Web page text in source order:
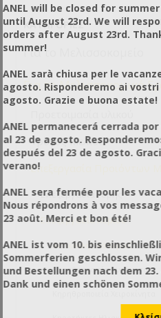
ΚΑΤΗΓΟΡΊΕΣ
Για το Μελισσοκομείο
Για το Μελισσοκομικό
Τρύγος Μελιού
Επεξεργασία Προιόντων
Επεξεργασία Γύρης
Επεξεργασία Κεριού
Αντικολλητικά Κεριού
Κηρηθροποιεία Αυτόματα
ANEL will be closed for
until August 23rd. We will
orders after August 23rd.
summer!
ANEL sarà chiusa per le
agosto. Risponderemo ai
agosto. Grazie e buona estate!
ANEL permanecerá cerrada
al 23 de agosto.
después del 23 de agosto.
verano!
ANEL sera fermée pour les
Nous répondrons à vos
23 août. Merci et bon été!
ANEL ist vom 10. bis
Sommerferien geschlossen.
und Bestellungen nach dem
Dank und einen schönen